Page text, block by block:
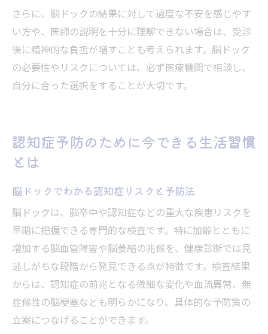
さらに、脳ドックの結果に対して過度な不安を感じやす
い方や、医師の説明を十分に理解できない場合は、受診
後に精神的な負担が増すことも考えられます。脳ドック
の必要性やリスクについては、必ず医療機関で相談し、
自分に合った選択をすることが大切です。
認知症予防のために今できる生活習慣
とは
脳ドックでわかる認知症リスクと予防法
脳ドックは、脳卒中や認知症などの重大な疾患リスクを
早期に把握できる専門的な検査です。特に加齢とともに
増加する脳血管障害や脳萎縮の兆候を、健康診断では見
逃しがちな段階から発見できる点が特徴です。検査結果
からは、認知症の前兆となる微細な変化や血流異常、無
症候性の脳梗塞なども明らかになり、具体的な予防策の
立案につなげることができます。